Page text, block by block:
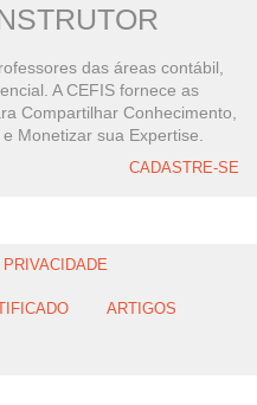
das áreas contábil,
A CEFIS fornece as
Compartilhar Conhecimento,
Monetizar sua Expertise.
CADASTRE-SE
ARTIGOS